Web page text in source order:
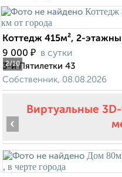
2/10
Коттедж 415м², 2-
9 000 ₽ в сутки
3-й Пятилетки 43
Собственник, 08.08.2026
Виртуальные
‹